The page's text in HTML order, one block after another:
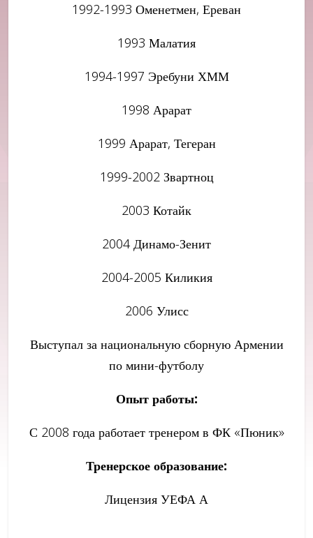
1992-1993 Оменетмен, Ереван
1993 Малатия
1994-1997 Эребуни ХММ
1998 Арарат
1999 Арарат, Тегеран
1999-2002 Звартноц
2003 Котайк
2004 Динамо-Зенит
2004-2005 Киликия
2006 Улисс
Выступал за национальную сборную Армении
по мини-футболу
Опыт работы:
С 2008 года работает тренером в ФК «Пюник»
Тренерское образование:
Лицензия УЕФА А